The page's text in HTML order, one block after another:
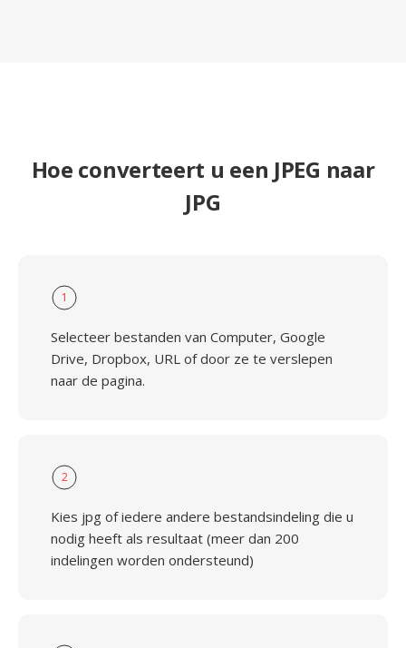
Hoe converteert u een JPEG naar
JPG
1
Selecteer bestanden van Computer, Google
Drive, Dropbox, URL of door ze te verslepen
naar de pagina.
2
Kies jpg of iedere andere bestandsindeling die u
nodig heeft als resultaat (meer dan 200
indelingen worden ondersteund)